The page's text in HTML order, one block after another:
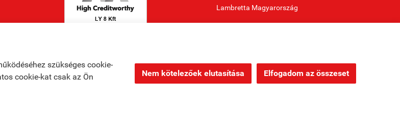
szükséges cookie-
cookie-kat csak az Ön
Nem kötelezőek elutasítása Elfogadom az összeset
Lambretta Magyarország